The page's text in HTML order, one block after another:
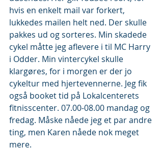
hvis en enkelt mail var forkert,
lukkedes mailen helt ned. Der skulle
pakkes ud og sorteres. Min skadede
cykel måtte jeg aflevere i til MC Harry
i Odder. Min vintercykel skulle
klargøres, for i morgen er der jo
cykeltur med hjertevennerne. Jeg fik
også booket tid på Lokalcenterets
fitnisscenter. 07.00-08.00 mandag og
fredag. Måske nåede jeg et par andre
ting, men Karen nåede nok meget
mere.